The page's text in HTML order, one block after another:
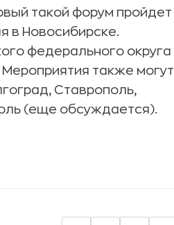
такой форум пройдет
в Новосибирске.
федерального округа
также могут
Ставрополь,
(еще обсуждается).